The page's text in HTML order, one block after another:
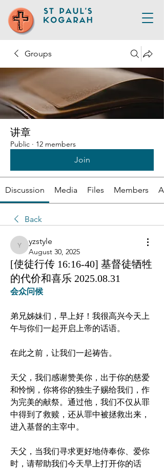
Groups
讲章
Public · 12 members
Join
Discussion Media Files Members
Back
yzstyle
yzstyle
August 30, 2025
[使徒行传 16:16-40] 基督徒牺牲
的代价和喜乐 2025.08.31
会众问候
弟兄姊妹们，早上好！我很高兴今天上
午与你们一起开启上帝的话语。
在此之前，让我们一起祷告。
天父，我们感谢赞美你，出于你的慈爱
和怜悯，你将你的独生子赐给我们，作
为完美的献祭。通过他，我们不仅从罪
中得到了救赎，还从罪中被拯救出来，
进入基督的主宰中。
天父，当我们寻求更好地侍奉你、爱你
时，请帮助我们今天早上打开你的话